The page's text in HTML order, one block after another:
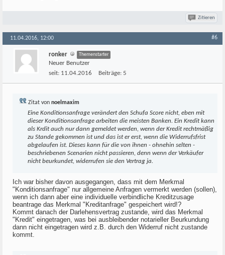
Zitieren
11.04.2016, 12:00 #6
ronker Themenstarter
Neuer Benutzer
seit: 11.04.2016 Beiträge: 5
Zitat von noelmaxim
Eine Konditionsanfrage verändert den Schufa Score nicht, eben mit
dieser Konditionsanfrage arbeiten die meisten Banken. Ein Kredit kann
als Krdit auch nur dann gemeldet werden, wenn der Kredit rechtmäßig
zu Stande gekommen ist und das ist er erst, wenn die Widerrufsfrist
abgelaufen ist. Dieses kann für die von ihnen - ohnehin selten -
beschriebenen Scenarien nicht passieren, denn wenn der Verkäufer
nicht beurkundet, widerrufen sie den Vertrag ja.
Ich war bisher davon ausgegangen, dass mit dem Merkmal
"Konditionsanfrage" nur allgemeine Anfragen vermerkt werden (sollen),
wenn ich dann aber eine individuelle verbindliche Kreditzusage
beantrage das Merkmal "Kreditanfrage" gespeichert wird!?
Kommt danach der Darlehensvertrag zustande, wird das Merkmal
"Kredit" eingetragen, was bei ausbleibender notarieller Beurkundung
dann nicht eingetragen wird z.B. durch den Widerruf nicht zustande
kommt.